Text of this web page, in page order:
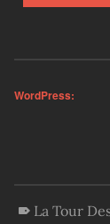
WordPress:
La Tour